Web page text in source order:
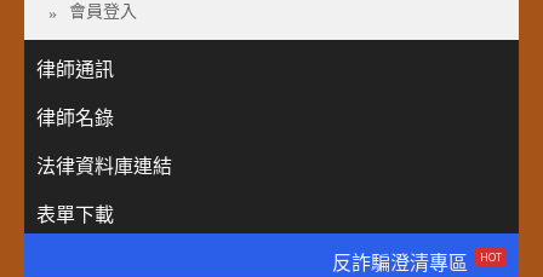
會員登入
律師通訊
律師名錄
法律資料庫連結
表單下載
反詐騙澄清專區
HOT